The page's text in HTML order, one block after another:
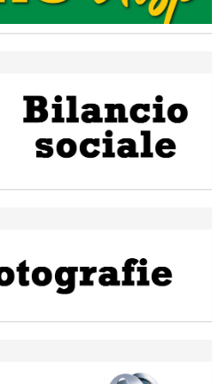
valorizzi le nostre specificità"